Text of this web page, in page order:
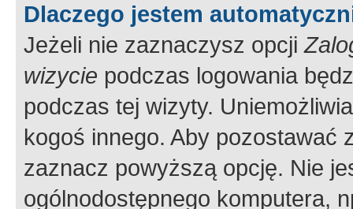
Dlaczego jestem
Jeżeli nie zaznaczysz opcji
wizycie podczas logowania
podczas tej wizyty.
kogoś innego. Aby pozostawać
zaznacz powyższą opcję. Nie
ogólnodostępnego komputera,